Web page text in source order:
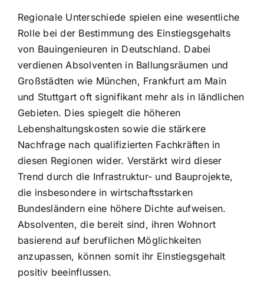
Regionale Unterschiede spielen eine wesentliche
Rolle bei der Bestimmung des Einstiegsgehalts
von Bauingenieuren in Deutschland. Dabei
verdienen Absolventen in Ballungsräumen und
Großstädten wie München, Frankfurt am Main
und Stuttgart oft signifikant mehr als in ländlichen
Gebieten. Dies spiegelt die höheren
Lebenshaltungskosten sowie die stärkere
Nachfrage nach qualifizierten Fachkräften in
diesen Regionen wider. Verstärkt wird dieser
Trend durch die Infrastruktur- und Bauprojekte,
die insbesondere in wirtschaftsstarken
Bundesländern eine höhere Dichte aufweisen.
Absolventen, die bereit sind, ihren Wohnort
basierend auf beruflichen Möglichkeiten
anzupassen, können somit ihr Einstiegsgehalt
positiv beeinflussen.